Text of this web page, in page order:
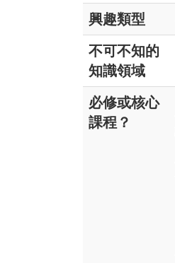
興趣類型
不可不知的
知識領域
必修或核心
課程？